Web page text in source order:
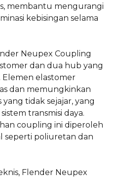
membantu mengurangi
kebisingan selama
Neupex Coupling
dan dua hub yang
Elemen elastomer
dan memungkinkan
tidak sejajar, yang
transmisi daya.
coupling ini diperoleh
seperti poliuretan dan
Flender Neupex